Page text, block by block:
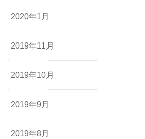
2020年1月
2019年11月
2019年10月
2019年9月
2019年8月